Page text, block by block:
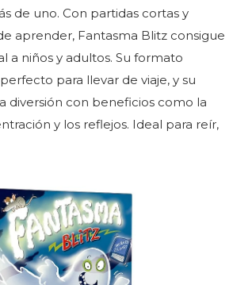
de uno. Con partidas cortas y
aprender, Fantasma Blitz consigue
a niños y adultos. Su formato
para llevar de viaje, y su
diversión con beneficios como la
y los reflejos. Ideal para reír,